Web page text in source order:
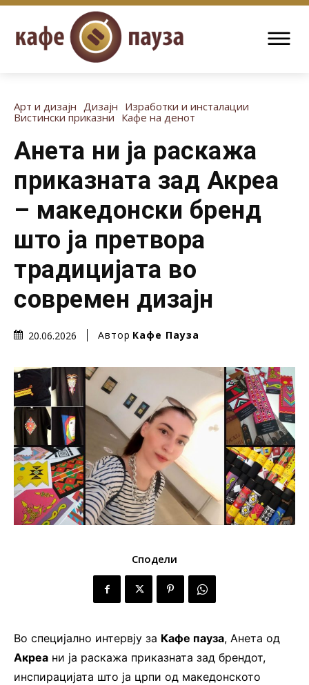
Арт и дизајн Дизајн Изработки и инсталации
Вистински приказни Кафе на денот
Анета ни ја раскажа
приказната зад Акреа
– македонски бренд
што ја претвора
традицијата во
современ дизајн
20.06.2026 Автор Кафе Пауза
Сподели
Во специјално интервју за Кафе пауза, Анета од
Акреа ни ја раскажа приказната зад брендот,
инспирацијата што ја црпи од македонското